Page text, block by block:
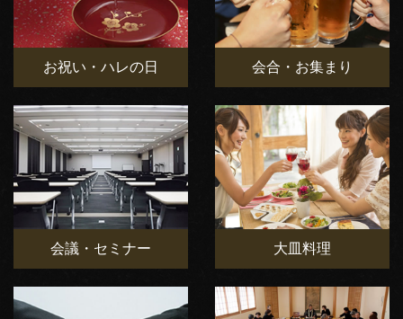
お祝い・ハレの日 会合・お集まり
会議・セミナー 大皿料理